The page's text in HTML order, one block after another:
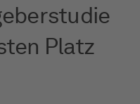
Platz